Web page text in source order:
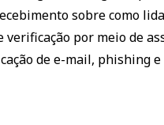
sobre como
por meio de
de e-mail, phishing